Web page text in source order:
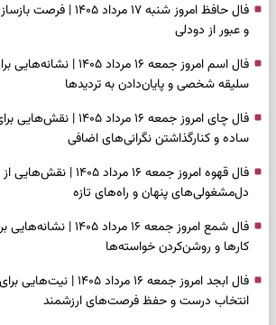
فال حافظ امروز شنبه ۱۷
و عبور از دودلی
فال اسم امروز جمعه ۱۶
سلیقه شخصی و پایان‌دادن به تردیدها
فال چای امروز جمعه ۱۶
ساده و کنارگذاشتن نگرانی‌های اضافی
فال قهوه امروز جمعه ۱۶
دل‌مشغولی‌های پنهان و راه‌های تازه
فال شمع امروز جمعه ۱۶
کارها و روشن‌کردن خواسته‌ها
فال ابجد امروز جمعه ۱۶
انتخاب درست و حفظ فرصت‌های ارزشمند